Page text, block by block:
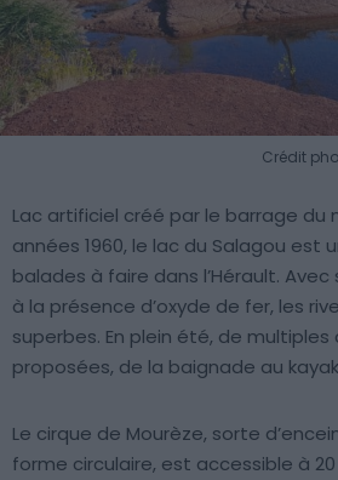
Crédit
Lac artificiel créé par le barrage du
années 1960, le lac du Salagou est
balades à faire dans l’Hérault.
à la présence d’oxyde de fer, les
superbes. En plein été, de
proposées, de la baignade au
Le cirque de Mourèze, sorte
forme circulaire, est accessible à